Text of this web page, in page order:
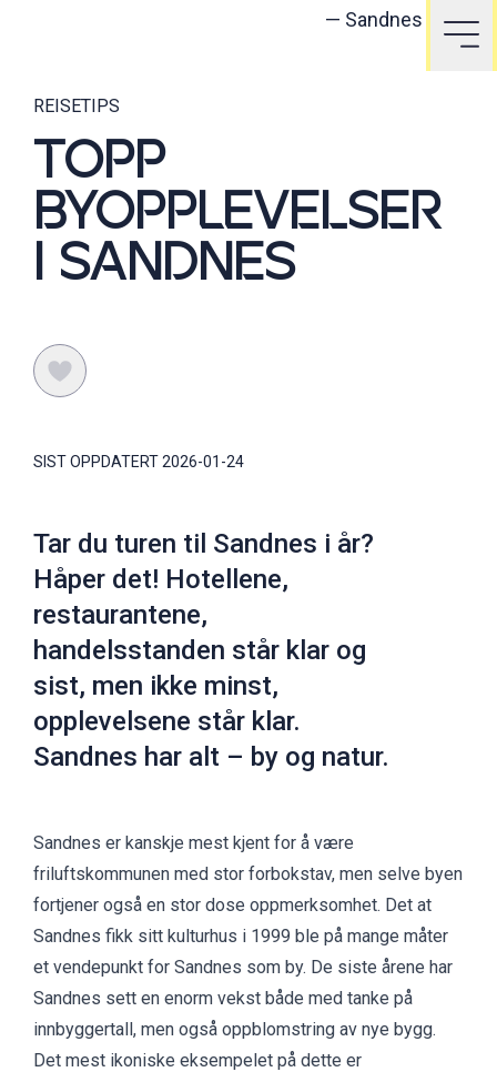
— Sandnes rådhus
REISETIPS
TOPP
BYOPPLEVELSER
I SANDNES
SIST OPPDATERT2026-01-24
Tar du turen til Sandnes i år?
Håper det! Hotellene,
restaurantene,
handelsstanden står klar og
sist, men ikke minst,
opplevelsene står klar.
Sandnes har alt – by og natur.
Sandnes er kanskje mest kjent for å være
friluftskommunen med stor forbokstav, men selve byen
fortjener også en stor dose oppmerksomhet. Det at
Sandnes fikk sitt kulturhus i 1999 ble på mange måter
et vendepunkt for Sandnes som by. De siste årene har
Sandnes sett en enorm vekst både med tanke på
innbyggertall, men også oppblomstring av nye bygg.
Det mest ikoniske eksempelet på dette er